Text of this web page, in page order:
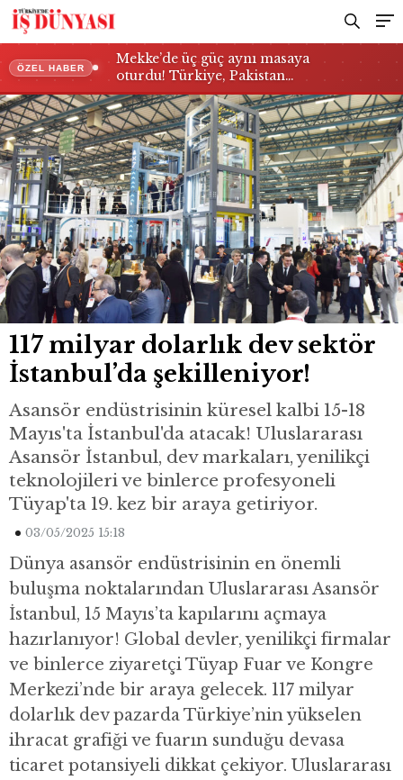
ÖZEL HABER
Mekke’de üç güç aynı masaya
oturdu! Türkiye, Pakistan…
117 milyar dolarlık dev sektör
İstanbul’da şekilleniyor!
Asansör endüstrisinin küresel kalbi 15-18
Mayıs'ta İstanbul'da atacak! Uluslararası
Asansör İstanbul, dev markaları, yenilikçi
teknolojileri ve binlerce profesyoneli
Tüyap'ta 19. kez bir araya getiriyor.
03/05/2025 15:18
Dünya asansör endüstrisinin en önemli
buluşma noktalarından Uluslararası Asansör
İstanbul, 15 Mayıs’ta kapılarını açmaya
hazırlanıyor! Global devler, yenilikçi firmalar
ve binlerce ziyaretçi Tüyap Fuar ve Kongre
Merkezi’nde bir araya gelecek. 117 milyar
dolarlık dev pazarda Türkiye’nin yükselen
ihracat grafiği ve fuarın sunduğu devasa
ticaret potansiyeli dikkat çekiyor. Uluslararası